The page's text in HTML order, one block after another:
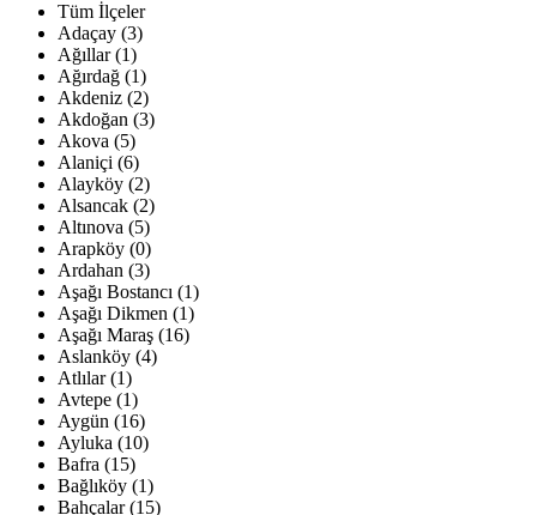
Tüm İlçeler
Adaçay (3)
Ağıllar (1)
Ağırdağ (1)
Akdeniz (2)
Akdoğan (3)
Akova (5)
Alaniçi (6)
Alayköy (2)
Alsancak (2)
Altınova (5)
Arapköy (0)
Ardahan (3)
Aşağı Bostancı (1)
Aşağı Dikmen (1)
Aşağı Maraş (16)
Aslanköy (4)
Atlılar (1)
Avtepe (1)
Aygün (16)
Ayluka (10)
Bafra (15)
Bağlıköy (1)
Bahçalar (15)